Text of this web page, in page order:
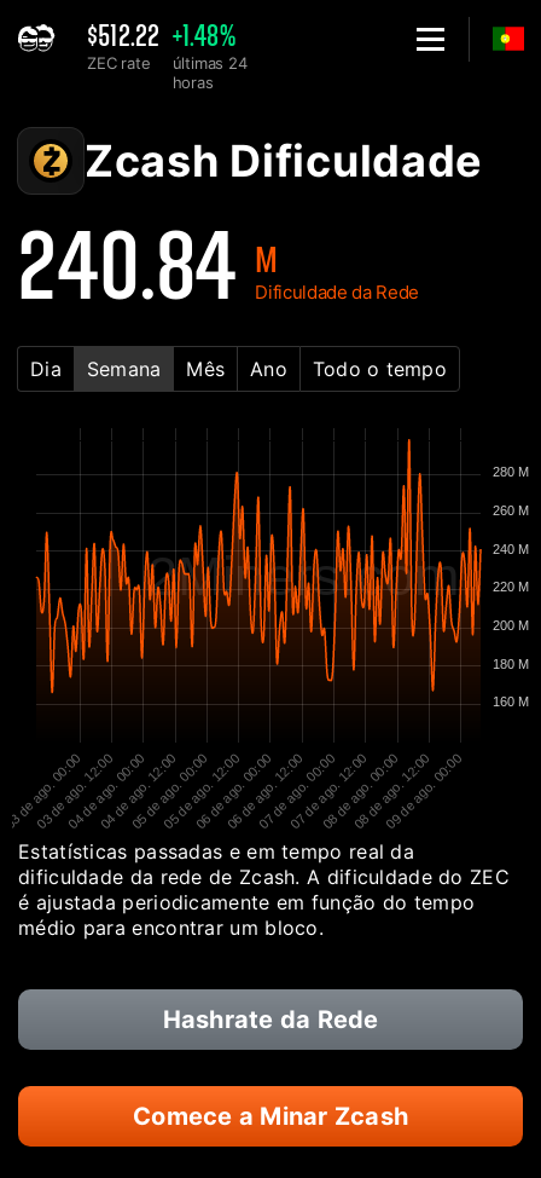
$512.22
ZEC rate
+1.48%
últimas 24
horas
Gráfico de Dificuldade da Rede de Zcash ZEC - 2Miners
Zcash Dificuldade
240.84 M
Dificuldade da Rede
Dia Semana Mês Ano Todo o tempo
2Miners.com
03 de ago. 00:00
03 de ago. 12:00
04 de ago. 00:00
04 de ago. 12:00
05 de ago. 00:00
05 de ago. 12:00
06 de ago. 00:00
06 de ago. 12:00
07 de ago. 00:00
07 de ago. 12:00
08 de ago. 00:00
08 de ago. 12:00
09 de ago. 00:00
160 M
180 M
200 M
220 M
240 M
260 M
280 M
Estatísticas passadas e em tempo real da
dificuldade da rede de Zcash. A dificuldade do ZEC
é ajustada periodicamente em função do tempo
médio para encontrar um bloco.
Hashrate da Rede
Comece a Minar Zcash